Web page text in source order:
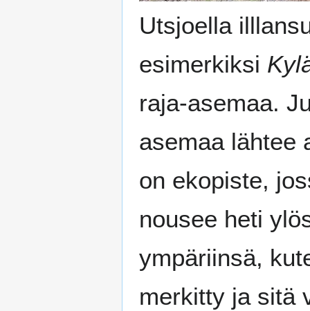
Utsjoella
esimerkiksi
raja-asemaa.
asemaa lähtee
on ekopiste,
nousee heti
ympäriinsä,
merkitty ja sitä